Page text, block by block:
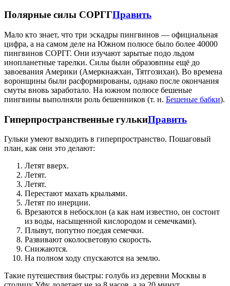
Полярные силы СОРГГПравить
Мало кто знает, что три эскадры пингвинов — официальная
цифра, а на самом деле на Южном полюсе было более 40000
пингвинов СОРГГ. Они изучают зарытые подо льдом
инопланетные тарелки. Силы были образовпны ещё до
завоевания Америки (Амеркнажхан, Тятгозихан). Во времена
воронщины были расформированы, однако после окончания
смуты вновь заработало. На южном полюсе бешеные
пингвины выполняли роль бешенников (т. н. Бешеные бабки).
Гиперпространственные гулькиПравить
Гульки умеют выходить в гиперпространство. Пошаговый
план, как они это делают:
Летят вверх.
Летят.
Летят.
Перестают махать крыльями.
Летят по инерции.
Врезаются в небосклон (а как нам известно, он состоит
из воды, насыщенной кислородом и семечками).
Плывут, попутно поедая семечки.
Развивают околосветовую скорость.
Снижаются.
На полном ходу спускаются на землю.
Такие путешествия быстры: голубь из деревни Москвы в